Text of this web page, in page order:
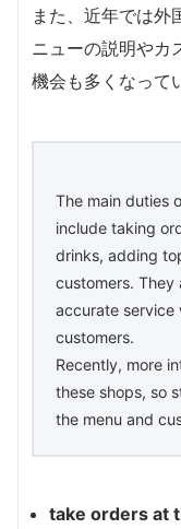
また、近年では外
ニューの説明やカ
機会も多くなって
The main duties
include taking
drinks, adding
customers.
accurate service
customers.
Recently, more
these shops, so
the menu and
take orders at